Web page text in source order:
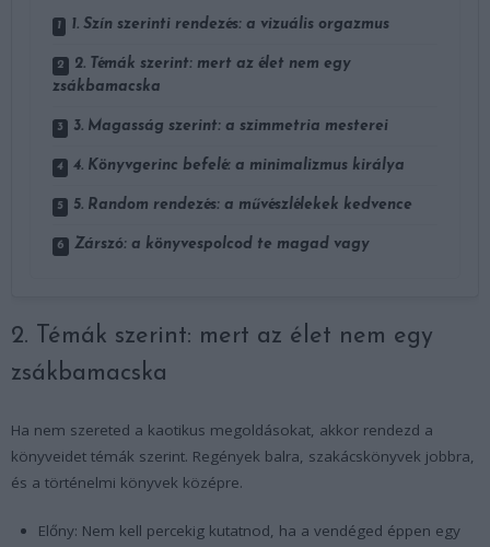
1. Szín szerinti rendezés: a vizuális orgazmus
2. Témák szerint: mert az élet nem egy
zsákbamacska
3. Magasság szerint: a szimmetria mesterei
4. Könyvgerinc befelé: a minimalizmus királya
5. Random rendezés: a művészlélekek kedvence
Zárszó: a könyvespolcod te magad vagy
2. Témák szerint: mert az élet nem egy
zsákbamacska
Ha nem szereted a kaotikus megoldásokat, akkor rendezd a
könyveidet témák szerint. Regények balra, szakácskönyvek jobbra,
és a történelmi könyvek középre.
Előny: Nem kell percekig kutatnod, ha a vendéged éppen egy